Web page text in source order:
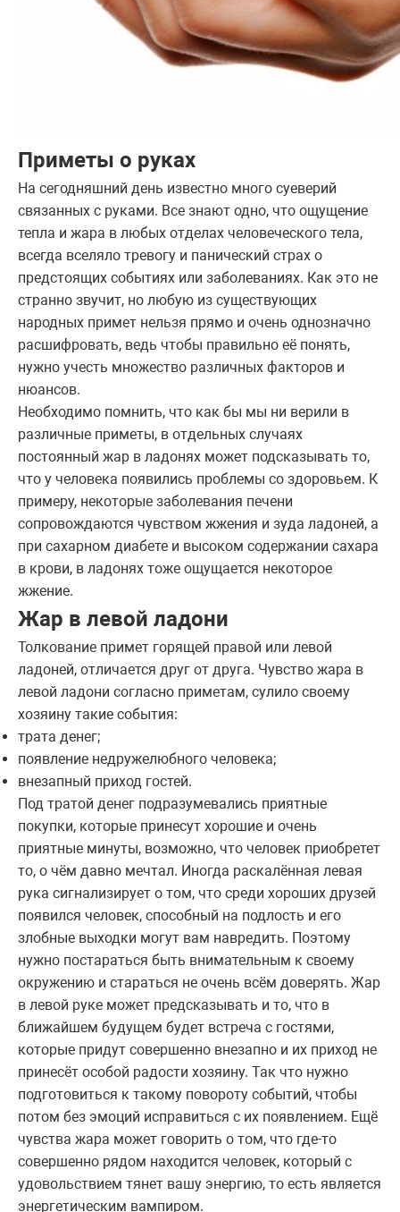
Приметы о руках
На сегодняшний день известно много суеверий
связанных с руками. Все знают одно, что ощущение
тепла и жара в любых отделах человеческого тела,
всегда вселяло тревогу и панический страх о
предстоящих событиях или заболеваниях. Как это не
странно звучит, но любую из существующих
народных примет нельзя прямо и очень однозначно
расшифровать, ведь чтобы правильно её понять,
нужно учесть множество различных факторов и
нюансов.
Необходимо помнить, что как бы мы ни верили в
различные приметы, в отдельных случаях
постоянный жар в ладонях может подсказывать то,
что у человека появились проблемы со здоровьем. К
примеру, некоторые заболевания печени
сопровождаются чувством жжения и зуда ладоней, а
при сахарном диабете и высоком содержании сахара
в крови, в ладонях тоже ощущается некоторое
жжение.
Жар в левой ладони
Толкование примет горящей правой или левой
ладоней, отличается друг от друга. Чувство жара в
левой ладони согласно приметам, сулило своему
хозяину такие события:
трата денег;
появление недружелюбного человека;
внезапный приход гостей.
Под тратой денег подразумевались приятные
покупки, которые принесут хорошие и очень
приятные минуты, возможно, что человек приобретет
то, о чём давно мечтал. Иногда раскалённая левая
рука сигнализирует о том, что среди хороших друзей
появился человек, способный на подлость и его
злобные выходки могут вам навредить. Поэтому
нужно постараться быть внимательным к своему
окружению и стараться не очень всём доверять. Жар
в левой руке может предсказывать и то, что в
ближайшем будущем будет встреча с гостями,
которые придут совершенно внезапно и их приход не
принесёт особой радости хозяину. Так что нужно
подготовиться к такому повороту событий, чтобы
потом без эмоций исправиться с их появлением. Ещё
чувства жара может говорить о том, что где-то
совершенно рядом находится человек, который с
удовольствием тянет вашу энергию, то есть является
энергетическим вампиром.